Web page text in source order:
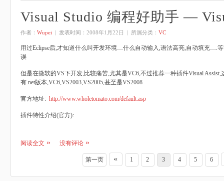
Visual Studio 编程好助手 —
作者： Wupei | 发表时间： 2008年1月22日 | 所属分类： VC
用过Eclipse后,才知道什么叫开发环境…什么自动输入,语法高亮,自动填充….
误
但是在微软的VS下开发,比较痛苦,尤其是VC6,不过推荐一种插件Visual
有.net版本,VC6,VS2003,VS2005,甚至是VS2008
官方地址: http://www.wholetomato.com/default.asp
插件特性介绍(官方):
阅读全文 没有评论
第一页 « 1 2 3 4 5 6